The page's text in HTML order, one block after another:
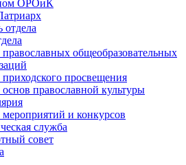
ОРОиК
отдела
общеобразовательных
просвещения
православной культуры
и конкурсов
служба
совет